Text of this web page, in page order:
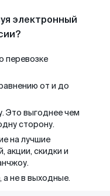
электронный
перевозке
от и до
Это выгоднее чем
сторону.
на лучшие
акции, скидки и
а не в выходные.